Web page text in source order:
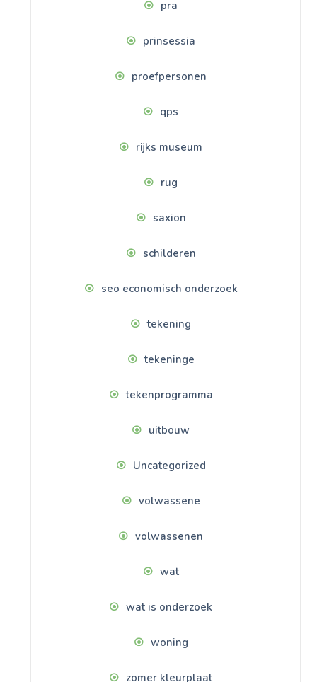
pra
prinsessia
proefpersonen
qps
rijks museum
rug
saxion
schilderen
seo economisch onderzoek
tekening
tekeninge
tekenprogramma
uitbouw
Uncategorized
volwassene
volwassenen
wat
wat is onderzoek
woning
zomer kleurplaat